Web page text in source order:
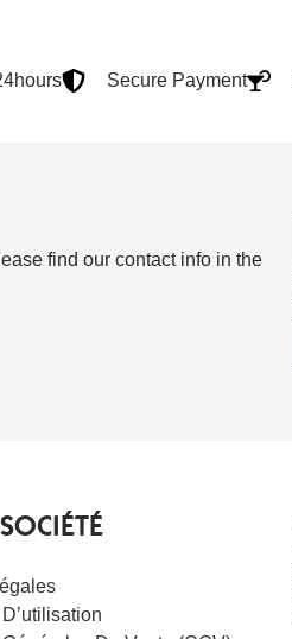
Secure Payment
find our contact info in the